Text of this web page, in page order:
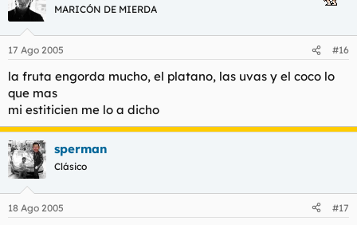
MARICÓN DE MIERDA
17 Ago 2005 #16
la fruta engorda mucho, el platano, las uvas y el coco lo
que mas
mi estiticien me lo a dicho
sperman
Clásico
18 Ago 2005 #17